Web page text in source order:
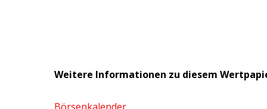
Weitere Informationen zu diesem